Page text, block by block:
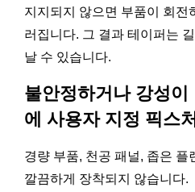
지지되지 않으면 부품이 회전
러집니다. 그 결과 테이퍼는
날 수 있습니다.
불안정하거나 강성이
에 사용자 지정 픽스
경량 부품, 천공 패널, 좁은 플
깔끔하게 장착되지 않습니다.